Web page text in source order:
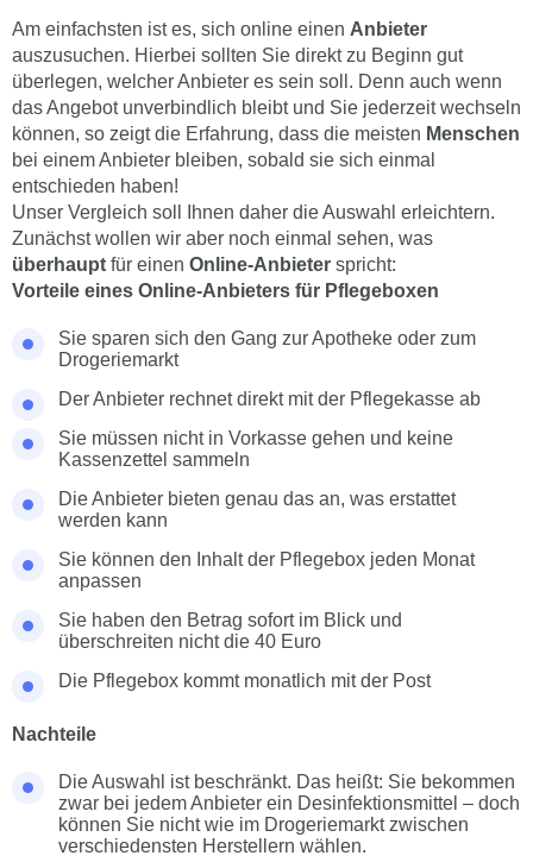
Am einfachsten ist es, sich online einen Anbieter
auszusuchen. Hierbei sollten Sie direkt zu Beginn gut
überlegen, welcher Anbieter es sein soll. Denn auch wenn
das Angebot unverbindlich bleibt und Sie jederzeit wechseln
können, so zeigt die Erfahrung, dass die meisten Menschen
bei einem Anbieter bleiben, sobald sie sich einmal
entschieden haben!
Unser Vergleich soll Ihnen daher die Auswahl erleichtern.
Zunächst wollen wir aber noch einmal sehen, was
überhaupt für einen Online-Anbieter spricht:
Vorteile eines Online-Anbieters für Pflegeboxen
Sie sparen sich den Gang zur Apotheke oder zum
Drogeriemarkt
Der Anbieter rechnet direkt mit der Pflegekasse ab
Sie müssen nicht in Vorkasse gehen und keine
Kassenzettel sammeln
Die Anbieter bieten genau das an, was erstattet
werden kann
Sie können den Inhalt der Pflegebox jeden Monat
anpassen
Sie haben den Betrag sofort im Blick und
überschreiten nicht die 40 Euro
Die Pflegebox kommt monatlich mit der Post
Nachteile
Die Auswahl ist beschränkt. Das heißt: Sie bekommen
zwar bei jedem Anbieter ein Desinfektionsmittel – doch
können Sie nicht wie im Drogeriemarkt zwischen
verschiedensten Herstellern wählen.